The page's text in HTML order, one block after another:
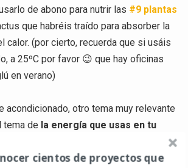
de abono para nutrir las #9 plantas
que habréis traído para absorber la
calor. (por cierto, recuerda que si usáis
a 25ºC por favor 😉 que hay oficinas
en verano)
acondicionado, otro tema muy relevante
tema de la energía que usas en tu
espacio en el más sostenible deberás
cientos de proyectos que